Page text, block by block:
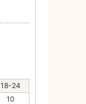
18-24
10